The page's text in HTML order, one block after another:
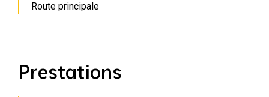
Route principale
Prestations